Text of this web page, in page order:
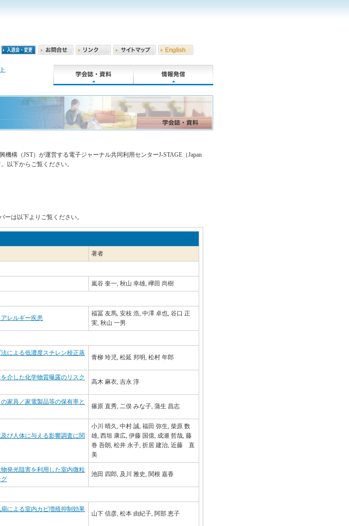
構（JST）が運営する電子ジャーナル共同利用センターJ-STAGE（Japan
。以下からご覧ください。
ーは以下よりご覧ください。
著者
嵐谷 奎一, 秋山 幸雄, 欅田 尚樹
レルギー疾患
福冨 友馬, 安枝 浩, 中澤 卓也, 谷口 正
実, 秋山 一男
による低濃度スチレン校正蒸
青柳 玲児, 松延 邦明, 松村 年郎
介した化学物質曝露のリスク
高木 麻衣, 吉永 淳
家具／家電製品等の保有率と
篠原 直秀, 二俣 みな子, 蒲生 昌志
び人体に与える影響調査に関
小川 晴久, 中村 誠, 福田 弥生, 柴原 数
雄, 西垣 康広, 伊藤 国億, 成瀬 哲哉, 藤
巻 吾朗, 松井 永子, 折居 建治, 近藤 直
美
発光阻害を利用した室内微粒
池田 四郎, 及川 雅史, 関根 嘉香
による室内カビ増殖抑制効果
山下 信彦, 松本 由紀子, 阿部 恵子